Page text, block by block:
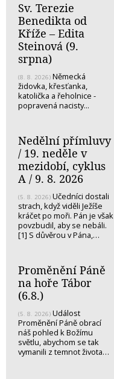
Sv. Terezie
Benedikta od
Kříže – Edita
Steinová (9.
srpna)
(8. 8. 2026) Německá
židovka, křesťanka,
katolička a řeholnice -
popravená nacisty...
Nedělní přímluvy
/ 19. neděle v
mezidobí, cyklus
A / 9. 8. 2026
(5. 8. 2026) Učedníci dostali
strach, když viděli Ježíše
kráčet po moři. Pán je však
povzbudil, aby se nebáli.
[1] S důvěrou v Pána,…
Proměnění Páně
na hoře Tábor
(6.8.)
(5. 8. 2026) Událost
Proměnění Páně obrací
náš pohled k Božímu
světlu, abychom se tak
vymanili z temnot života…